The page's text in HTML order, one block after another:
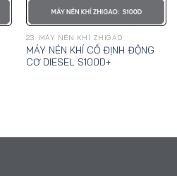
23. MÁY NÉN KHÍ ZHIGAO
MÁY NÉN KHÍ CỐ ĐỊNH ĐỘNG
CƠ DIESEL S100D+